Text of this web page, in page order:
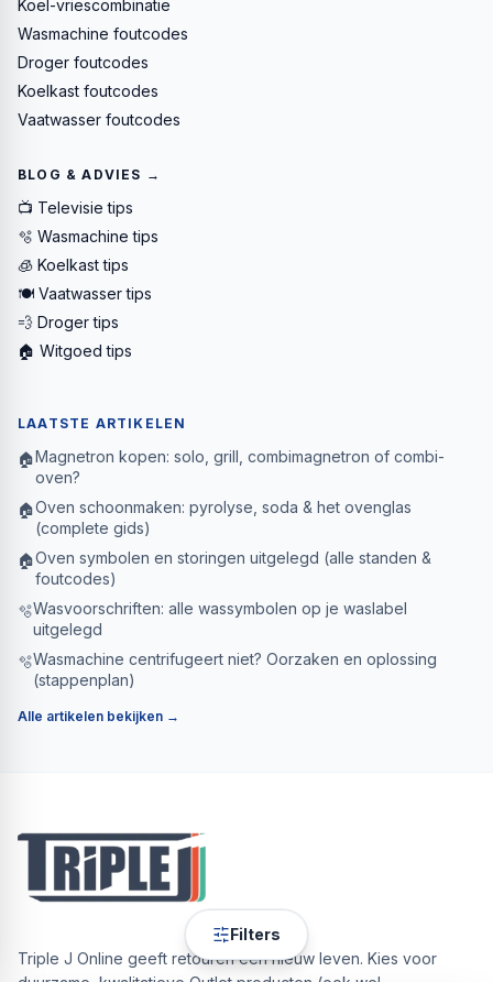
Filters
Koel-vriescombinatie
Wasmachine foutcodes
Droger foutcodes
Koelkast foutcodes
Vaatwasser foutcodes
BLOG & ADVIES →
📺 Televisie tips
🫧 Wasmachine tips
🧊 Koelkast tips
🍽️ Vaatwasser tips
💨 Droger tips
🏠 Witgoed tips
LAATSTE ARTIKELEN
🏠Magnetron kopen: solo, grill, combimagnetron of combi-
oven?
🏠Oven schoonmaken: pyrolyse, soda & het ovenglas
(complete gids)
🏠Oven symbolen en storingen uitgelegd (alle standen &
foutcodes)
🫧Wasvoorschriften: alle wassymbolen op je waslabel
uitgelegd
🫧Wasmachine centrifugeert niet? Oorzaken en oplossing
(stappenplan)
Alle artikelen bekijken →
Triple J Online geeft retouren een nieuw leven. Kies voor